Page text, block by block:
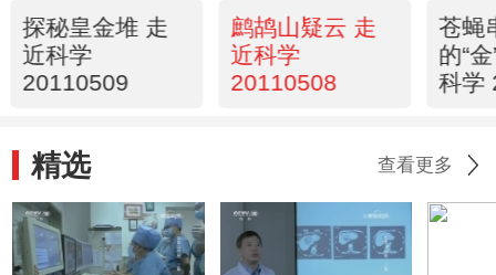
探秘皇金堆 走
近科学
20110509
鹧鸪山疑云 走
近科学
20110508
苍蝇
的“
科学
精选 查看更多